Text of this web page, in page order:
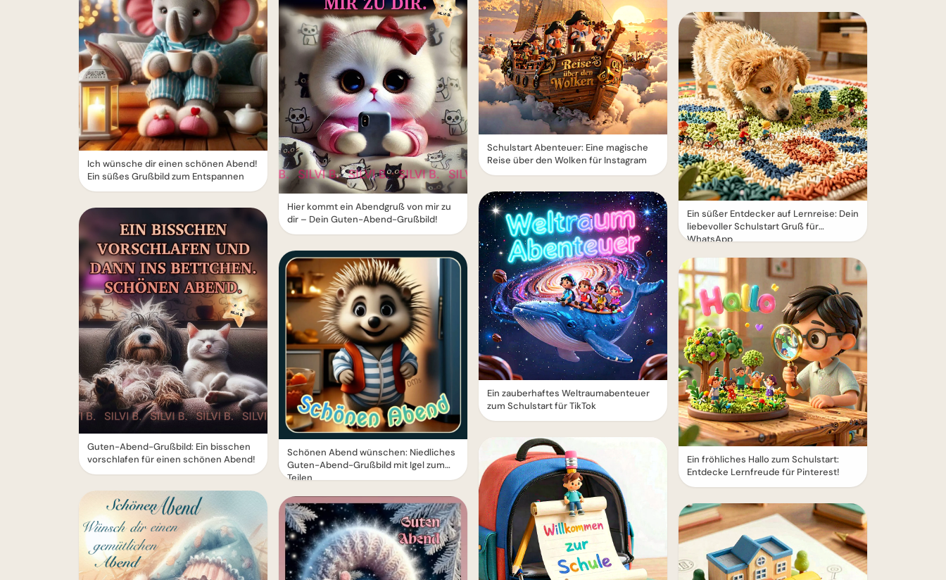
Ich wünsche dir einen schönen Abend!
Ein süßes Grußbild zum Entspannen
Guten-Abend-Grußbild: Ein bisschen
vorschlafen für einen schönen Abend!
Hier kommt ein Abendgruß von mir zu
dir – Dein Guten-Abend-Grußbild!
Schönen Abend wünschen: Niedliches
Guten-Abend-Grußbild mit Igel zum
Teilen
Schulstart Abenteuer: Eine magische
Reise über den Wolken für Instagram
Ein zauberhaftes Weltraumabenteuer
zum Schulstart für TikTok
Ein süßer Entdecker auf Lernreise: Dein
liebevoller Schulstart Gruß für
WhatsApp
Ein fröhliches Hallo zum Schulstart:
Entdecke Lernfreude für Pinterest!